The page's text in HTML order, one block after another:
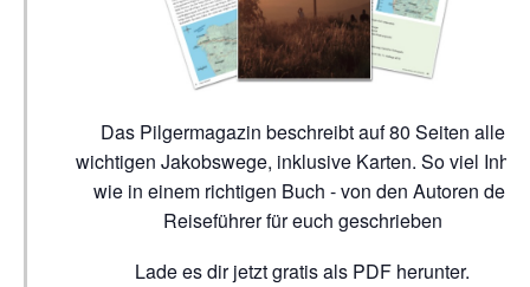
Das Pilgermagazin beschreibt auf 80 Seiten alle
wichtigen Jakobswege, inklusive Karten. So viel Inhalt
wie in einem richtigen Buch - von den Autoren der
Reiseführer für euch geschrieben
Lade es dir jetzt gratis als PDF herunter.